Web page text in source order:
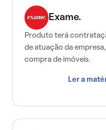
Exame.
Produto terá
de atuação da
compra de imóveis.
Ler a